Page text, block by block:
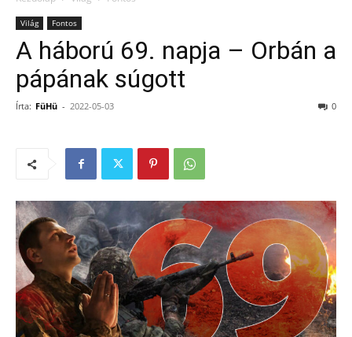
Világ Fontos
A háború 69. napja – Orbán a
pápának súgott
Írta: FüHü - 2022-05-03 0